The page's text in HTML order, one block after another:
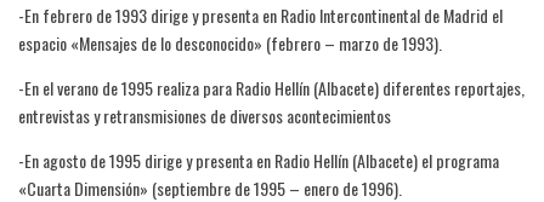
-En febrero de 1993 dirige y presenta en Radio Intercontinental de Madrid el
espacio «Mensajes de lo desconocido» (febrero – marzo de 1993).
-En el verano de 1995 realiza para Radio Hellín (Albacete) diferentes reportajes,
entrevistas y retransmisiones de diversos acontecimientos
-En agosto de 1995 dirige y presenta en Radio Hellín (Albacete) el programa
«Cuarta Dimensión» (septiembre de 1995 – enero de 1996).